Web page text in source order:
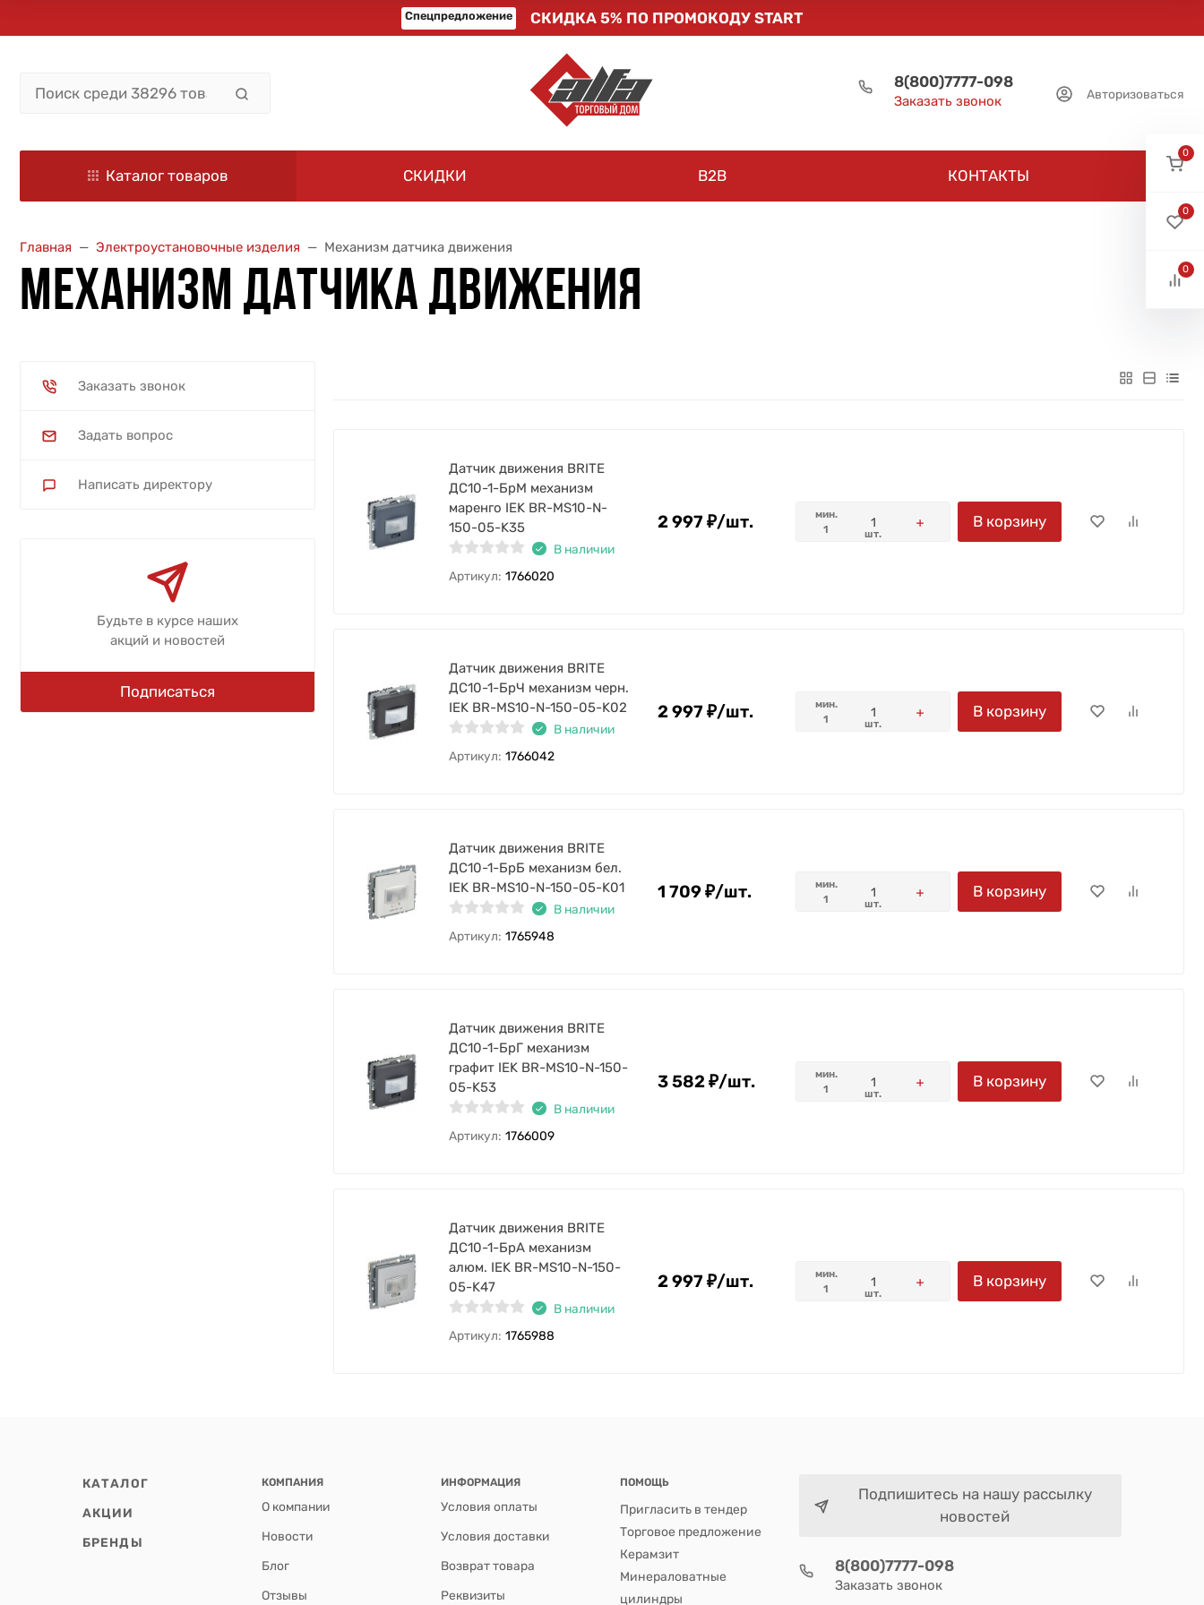
Спецпредложение СКИДКА 5% ПО ПРОМОКОДУ START
8(800)7777-098
Заказать звонок Авторизоваться
Каталог товаров СКИДКИ B2B КОНТАКТЫ
Главная Электроустановочные изделия Механизм датчика движения
МЕХАНИЗМ ДАТЧИКА ДВИЖЕНИЯ
Заказать звонок
Задать вопрос
Написать директору
Будьте в курсе наших
акций и новостей
Подписаться
Датчик движения BRITE
ДС10-1-БрМ механизм
маренго IEK BR-MS10-N-
150-05-K35
В наличии
Артикул: 1766020
2 997 ₽/шт.
мин.
1
шт.
В корзину
Датчик движения BRITE
ДС10-1-БрЧ механизм черн.
IEK BR-MS10-N-150-05-K02
В наличии
Артикул: 1766042
2 997 ₽/шт.
мин.
1
шт.
В корзину
Датчик движения BRITE
ДС10-1-БрБ механизм бел.
IEK BR-MS10-N-150-05-K01
В наличии
Артикул: 1765948
1 709₽/шт.
мин.
1
шт.
В корзину
Датчик движения BRITE
ДС10-1-БрГ механизм
графит IEK BR-MS10-N-150-
05-K53
В наличии
Артикул: 1766009
3 582₽/шт.
мин.
1
шт.
В корзину
Датчик движения BRITE
ДС10-1-БрА механизм
алюм. IEK BR-MS10-N-150-
05-K47
В наличии
Артикул: 1765988
2 997 ₽/шт.
мин.
1
шт.
В корзину
КАТАЛОГ
АКЦИИ
БРЕНДЫ
КОМПАНИЯ
О компании
Новости
Блог
Отзывы
ИНФОРМАЦИЯ
Условия оплаты
Условия доставки
Возврат товара
Реквизиты
ПОМОЩЬ
Пригласить в тендер
Торговое предложение
Керамзит
Минераловатные
цилиндры
Подпишитесь на нашу рассылку
новостей
8(800)7777-098
Заказать звонок
0
0
0